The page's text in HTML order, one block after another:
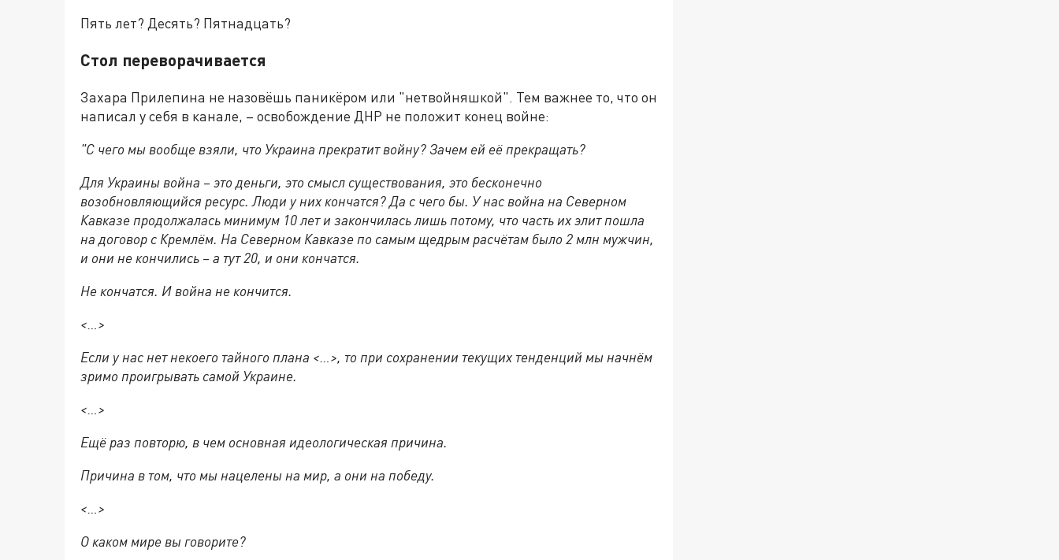
Пять лет? Десять? Пятнадцать?
Стол переворачивается
Захара Прилепина не назовёшь паникёром или "нетвойняшкой". Тем важнее то, что он
написал у себя в канале, – освобождение ДНР не положит конец войне:
"С чего мы вообще взяли, что Украина прекратит войну? Зачем ей её прекращать?
Для Украины война – это деньги, это смысл существования, это бесконечно
возобновляющийся ресурс. Люди у них кончатся? Да с чего бы. У нас война на Северном
Кавказе продолжалась минимум 10 лет и закончилась лишь потому, что часть их элит пошла
на договор с Кремлём. На Северном Кавказе по самым щедрым расчётам было 2 млн мужчин,
и они не кончились – а тут 20, и они кончатся.
Не кончатся. И война не кончится.
<
>
Если у нас нет некоего тайного плана <…>, то при сохранении текущих тенденций мы начнём
зримо проигрывать самой Украине.
<…>
Ещё раз повторю, в чем основная идеологическая причина.
Причина в том, что мы нацелены на мир, а они на победу.
<…>
О каком мире вы говорите?